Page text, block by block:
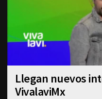
Llegan nuevos
VivalaviMx